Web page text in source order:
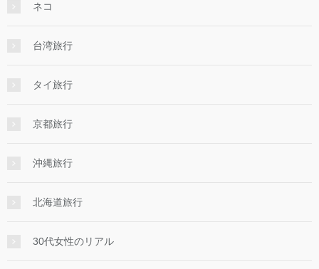
ネコ
台湾旅行
タイ旅行
京都旅行
沖縄旅行
北海道旅行
30代女性のリアル